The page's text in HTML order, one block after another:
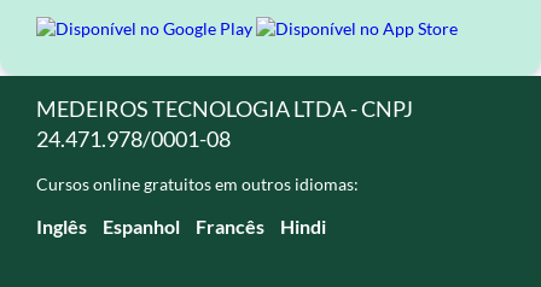
MEDEIROS TECNOLOGIA LTDA - CNPJ
24.471.978/0001-08
Cursos online gratuitos em outros idiomas:
Inglês Espanhol Francês Hindi